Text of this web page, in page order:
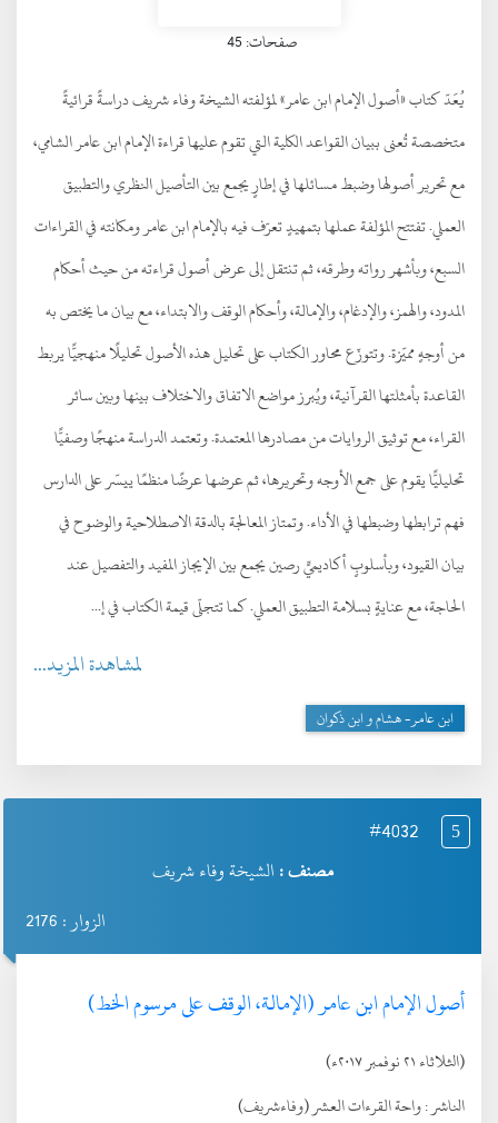
صفحات: 45
يُعَدّ كتاب «أصول الإمام ابن عامر» لمؤلفته الشيخة وفاء شريف دراسةً قرائيةً
متخصصة تُعنى ببيان القواعد الكلية التي تقوم عليها قراءة الإمام ابن عامر الشامي،
مع تحرير أصولها وضبط مسائلها في إطارٍ يجمع بين التأصيل النظري والتطبيق
العملي. تفتتح المؤلفة عملها بتمهيدٍ تعرّف فيه بالإمام ابن عامر ومكانته في القراءات
السبع، وبأشهر رواته وطرقه، ثم تنتقل إلى عرض أصول قراءته من حيث أحكام
المدود، والهمز، والإدغام، والإمالة، وأحكام الوقف والابتداء، مع بيان ما يختص به
من أوجهٍ مميّزة. وتتوزّع محاور الكتاب على تحليل هذه الأصول تحليلًا منهجيًّا يربط
القاعدة بأمثلتها القرآنية، ويُبرز مواضع الاتفاق والاختلاف بينها وبين سائر
القراء، مع توثيق الروايات من مصادرها المعتمدة. وتعتمد الدراسة منهجًا وصفيًّا
تحليليًّا يقوم على جمع الأوجه وتحريرها، ثم عرضها عرضًا منظمًا ييسّر على الدارس
فهم ترابطها وضبطها في الأداء. وتمتاز المعالجة بالدقة الاصطلاحية والوضوح في
بيان القيود، وبأسلوبٍ أكاديميٍّ رصين يجمع بين الإيجاز المفيد والتفصيل عند
الحاجة، مع عنايةٍ بسلامة التطبيق العملي. كما تتجلّى قيمة الكتاب في إ...
لمشاهدة المزيد...
ابن عامر- هشام و ابن ذكوان
5
#4032
مصنف : الشيخة وفاء شريف
الزوار : 2176
أصول الإمام ابن عامر (الإمالة، الوقف على مرسوم الخط)
(الثلاثاء ٢١ نوفمبر ٢٠١٧ء)
الناشر :واحة القرءات العشر (وفاءشريف)